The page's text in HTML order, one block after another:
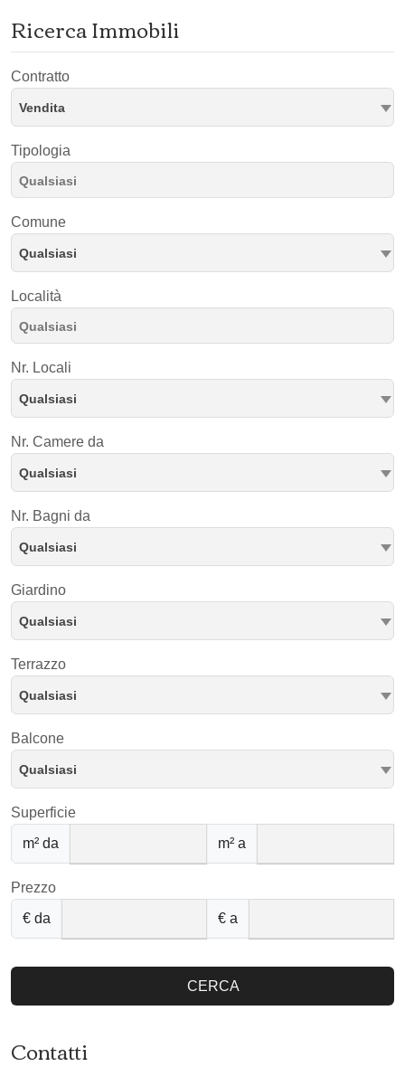
Ricerca Immobili
Contratto
Vendita
Tipologia
Comune
Qualsiasi
Località
Nr. Locali
Qualsiasi
Nr. Camere da
Qualsiasi
Nr. Bagni da
Qualsiasi
Giardino
Qualsiasi
Terrazzo
Qualsiasi
Balcone
Qualsiasi
Superficie
m² da
m² a
Prezzo
€ da
€ a
CERCA
Contatti